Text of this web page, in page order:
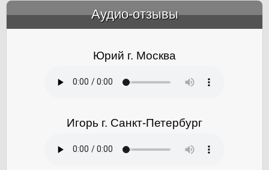
Аудио-отзывы
Юрий г. Москва
Игорь г. Санкт-Петербург